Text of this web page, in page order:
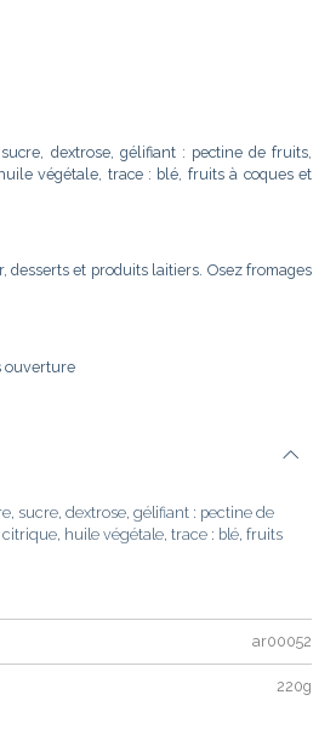
dextrose, gélifiant : pectine de fruits,
végétale, trace : blé, fruits à coques et
desserts et produits laitiers. Osez fromages
ouverture
sucre, dextrose, gélifiant : pectine de
huile végétale, trace : blé, fruits
ar00052
220g